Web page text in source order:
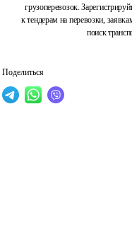
грузоперевозок.
к тендерам на перевозки,
поиск
Поделиться